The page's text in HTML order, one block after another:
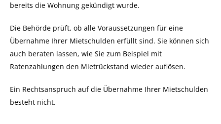
bereits die Wohnung gekündigt wurde.
Die Behörde prüft, ob alle Voraussetzungen für eine
Übernahme Ihrer Mietschulden erfüllt sind. Sie können sich
auch beraten lassen, wie Sie zum Beispiel mit
Ratenzahlungen den Mietrückstand wieder auflösen.
Ein Rechtsanspruch auf die Übernahme Ihrer Mietschulden
besteht nicht.